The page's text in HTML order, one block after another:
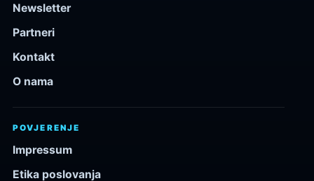
Newsletter
Partneri
Kontakt
O nama
POVJERENJE
Impressum
Etika poslovanja